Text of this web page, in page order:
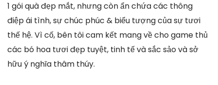
1 gói quà đẹp mắt, nhưng còn ẩn chứa các thông
điệp ái tình, sự chúc phúc & biểu tượng của sự tươi
thế hệ. Vì cố, bên tôi cam kết mang về cho game thủ
các bó hoa tươi đẹp tuyệt, tinh tế và sắc sảo và sở
hữu ý nghĩa thâm thúy.